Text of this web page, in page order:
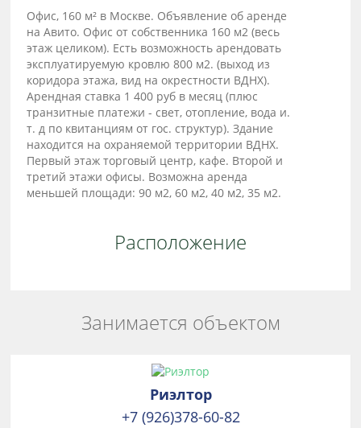
Офис, 160 м² в Москве. Объявление об аренде
на Авито. Офис от собственника 160 м2 (весь
этаж целиком). Есть возможность арендовать
эксплуатируемую кровлю 800 м2. (выход из
коридора этажа, вид на окрестности ВДНХ).
Арендная ставка 1 400 руб в месяц (плюс
транзитные платежи - свет, отопление, вода и.
т. д по квитанциям от гос. структур). Здание
находится на охраняемой территории ВДНХ.
Первый этаж торговый центр, кафе. Второй и
третий этажи офисы. Возможна аренда
меньшей площади: 90 м2, 60 м2, 40 м2, 35 м2.
Расположение
Занимается объектом
Риэлтор
+7 (926)378-60-82